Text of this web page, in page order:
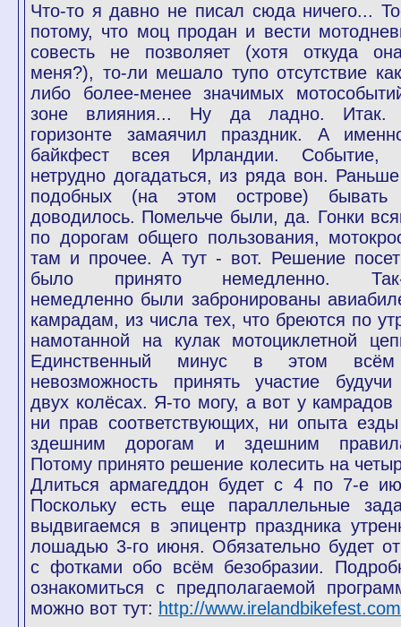
Что-то я давно не писал сюда ничего...
потому, что моц продан и вести
совесть не позволяет (хотя откуда
меня?), то-ли мешало тупо отсутствие
либо более-менее значимых
зоне влияния... Ну да ладно. Итак.
горизонте замаячил праздник. А
байкфест всея Ирландии. Событие,
нетрудно догадаться, из ряда вон.
подобных (на этом острове) бывать
доводилось. Помельче были, да. Гонки
по дорогам общего пользования,
там и прочее. А тут - вот. Решение
было принято немедленно.
немедленно были забронированы
камрадам, из числа тех, что бреются по
намотанной на кулак мотоциклетной
Единственный минус в этом
невозможность принять участие
двух колёсах. Я-то могу, а вот у камрадов
ни прав соответствующих, ни опыта
здешним дорогам и здешним
Потому принято решение колесить на
Длиться армагеддон будет с 4 по 7-е
Поскольку есть еще параллельные
выдвигаемся в эпицентр праздника
лошадью 3-го июня. Обязательно будет
с фотками обо всём безобразии.
ознакомиться с предполагаемой
можно вот тут: http://